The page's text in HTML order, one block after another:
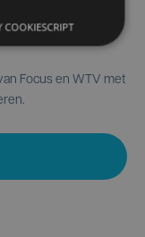
Focus en WTV met
COOKIESCRIPT